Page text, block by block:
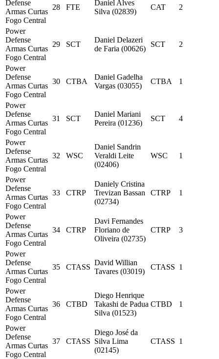
Defense
Armas Curtas
Fogo Central
28 FTE
Daniel Alves
Silva (02839)
CAT 2
Power
Defense
Armas Curtas
Fogo Central
29 SCT
Daniel Delazeri
de Faria (00626)
SCT 2
Power
Defense
Armas Curtas
Fogo Central
30 CTBA
Daniel Gadelha
Vargas (03055)
CTBA 1
Power
Defense
Armas Curtas
Fogo Central
31 SCT
Daniel Mariani
Pereira (01236)
SCT 4
Power
Defense
Armas Curtas
Fogo Central
32 WSC
Daniel Sandrin
Veraldi Leite
(02406)
WSC 1
Power
Defense
Armas Curtas
Fogo Central
33 CTRP
Daniely Cristina
Trevizan Bassan
(02734)
CTRP 1
Power
Defense
Armas Curtas
Fogo Central
34 CTRP
Davi Fernandes
Floriano de
Oliveira (02735)
CTRP 3
Power
Defense
Armas Curtas
Fogo Central
35 CTASS
David Willian
Tavares (03019)
CTASS 1
Power
Defense
Armas Curtas
Fogo Central
36 CTBD
Diego Henrique
Takashi de Padua
Silva (01523)
CTBD 1
Power
Defense
Armas Curtas
Fogo Central
37 CTASS
Diego José da
Silva Lima
(02145)
CTASS 1